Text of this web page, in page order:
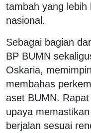
tambah yang lebih
nasional.
Sebagai bagian
BP BUMN
Oskaria,
membahas
aset BUMN.
upaya
berjalan sesuai